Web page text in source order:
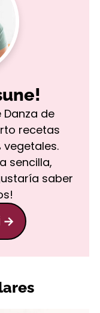
de
recetas
vegetales.
sencilla,
saber